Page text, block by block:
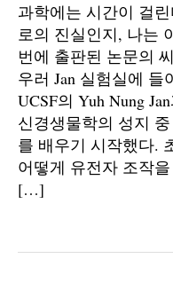
과학에는 시간이 걸
로의 진실인지, 나는
번에 출판된 논문의
우러 Jan 실험실에
UCSF의 Yuh Nung
신경생물학의 성지
를 배우기 시작했다.
어떻게 유전자 조작
[…]